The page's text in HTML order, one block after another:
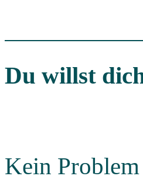
Du willst
Kein